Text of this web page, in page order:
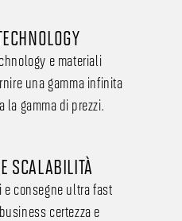
e materiali
una gamma infinita
gamma di prezzi.
SCALABILITÀ
e consegne ultra fast
certezza e